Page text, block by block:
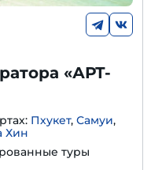
«АРТ-
Пхукет, Самуи,
Хин
туры